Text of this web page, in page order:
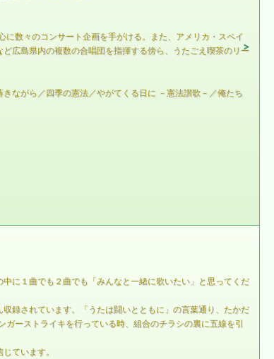
数々のコンサート企画を手がける。また、アメリカ・スペイ
広島県内の複数の合唱団を指揮する傍ら、うたごえ喫茶のリー
ながら／四季の憲法／やがてくる日に －憲法讃歌－／俺たち
に１曲でも２曲でも「みんなと一緒に歌いたい」と思ってくだ
録されています。「うたは闘いとともに」の言葉通り、たかだ
ーストライキを行っている時、組合のチラシの裏に五線を引
ています。